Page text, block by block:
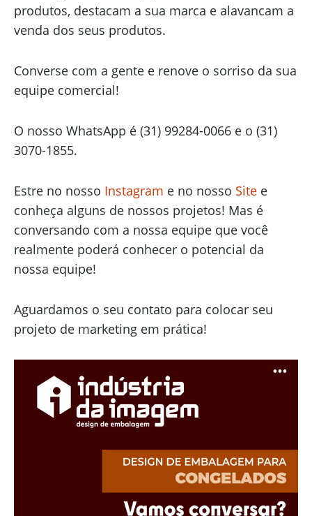
produtos, destacam a sua marca e alavancam a
venda dos seus produtos.
Converse com a gente e renove o sorriso da sua
equipe comercial!
O nosso WhatsApp é (31) 99284-0066 e o (31)
3070-1855.
Estre no nosso Instagram e no nosso Sitee
conheça alguns de nossos projetos! Mas é
conversando com a nossa equipe que você
realmente poderá conhecer o potencial da
nossa equipe!
Aguardamos o seu contato para colocar seu
projeto de marketing em prática!